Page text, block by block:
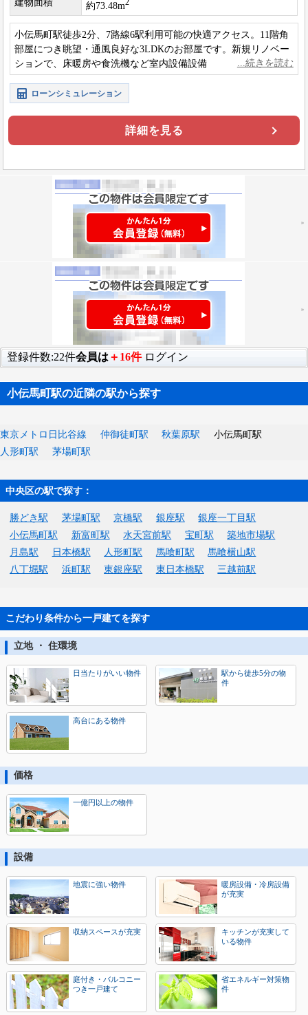
建物面積 約73.48m2
小伝馬町駅徒歩2分、7路線6駅利用可能の快適アクセス。11階角
部屋につき眺望・通風良好な3LDKのお部屋です。新規リノベー
ションで、床暖房や食洗機など室内設備設備も一新。ペットと
一緒に暮らせるマンションです。
ローンシミュレーション
詳細を見る
登録件数:22件会員は ＋16件 ログイン
小伝馬町駅の近隣の駅から探す
東京メトロ日比谷線 仲御徒町駅 秋葉原駅
小伝馬町駅
人形町駅
茅場町駅
中央区の駅で探す：
勝どき駅 茅場町駅 京橋駅 銀座駅
銀座一丁目駅
小伝馬町駅
新富町駅 水天宮前駅 宝町駅
築地市場駅
月島駅
日本橋駅 人形町駅 馬喰町駅
馬喰横山駅
八丁堀駅
浜町駅 東銀座駅 東日本橋駅 三越前駅
こだわり条件から一戸建てを探す
立地 ・ 住環境
日当たりがいい物件
駅から徒歩5分の物
件
高台にある物件
価格
一億円以上の物件
設備
地震に強い物件
暖房設備・冷房設備
が充実
収納スペースが充実
キッチンが充実して
いる物件
庭付き・バルコニー
つき一戸建て
省エネルギー対策物
件